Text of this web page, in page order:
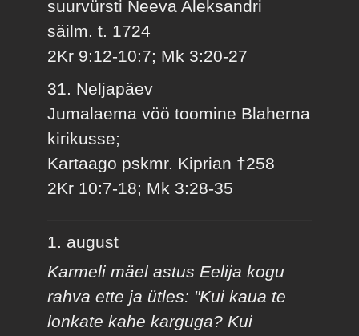
suurvürsti Neeva Aleksandri
säilm. t. 1724
2Kr 9:12-10:7; Mk 3:20-27
31. Neljapäev
Jumalaema vöö toomine Blaherna
kirikusse;
Kartaago pskmr. Kiprian †258
2Kr 10:7-18; Mk 3:28-35
1. august
Karmeli mäel astus Eelija kogu
rahva ette ja ütles: "Kui kaua te
lonkate kahe karguga? Kui